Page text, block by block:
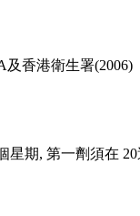
香港衛生署(2006)
星期, 第一劑須在